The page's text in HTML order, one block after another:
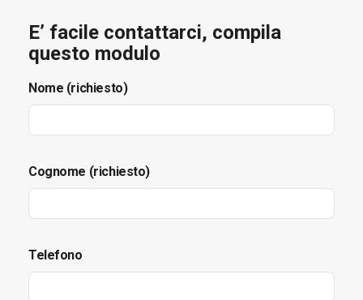
E’ facile contattarci, compila
questo modulo
Nome (richiesto)
Cognome (richiesto)
Telefono